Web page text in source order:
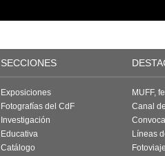
SECCIONES
Exposiciones
Fotografías del CdF
Investigación
Educativa
Catálogo
MUFF,
Canal
Líneas